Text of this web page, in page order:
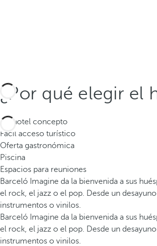
¿Por qué elegir el
Un hotel concepto
Fácil acceso turístico
Oferta gastronómica
Piscina
Espacios para reuniones
Barceló Imagine da la bienvenida a sus
el rock, el jazz o el pop. Desde un
instrumentos o vinilos.
Barceló Imagine da la bienvenida a sus
el rock, el jazz o el pop. Desde un
instrumentos o vinilos.